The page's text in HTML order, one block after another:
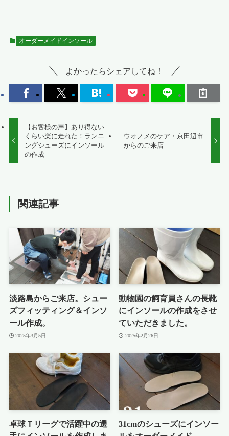
オーダーメイドインソール
よかったらシェアしてね！
【お客様の声】あり得ない
くらい楽に走れた！ランニ
ングシューズにインソール
の作成
ウオノメのケア・京田辺市
からのご来店
関連記事
淡路島からご来店。シュー
ズフィッティング＆インソ
ール作成。
2025年3月5日
動物園の飼育員さんの長靴
にインソールの作成をさせ
ていただきました。
2025年2月26日
卓球Ｔリーグで活躍中の選
31cmのシューズにインソー